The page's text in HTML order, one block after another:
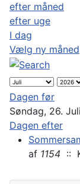
efter måned
efter uge
I dag
Vælg ny måned
Dagen før
Søndag, 26.
Dagen efter
af 1154 ::